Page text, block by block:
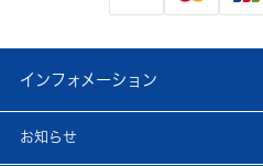
インフォメーション
お知らせ